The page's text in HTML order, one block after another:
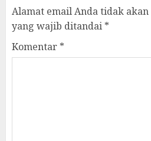
Alamat email Anda tidak
yang wajib ditandai *
Komentar *